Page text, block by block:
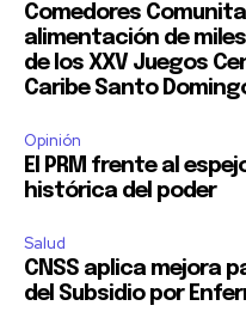
Comedores
alimentación de
de los XXV Juegos
Caribe Santo
Opinión
El PRM frente al
histórica del poder
Salud
CNSS aplica mejora
del Subsidio por